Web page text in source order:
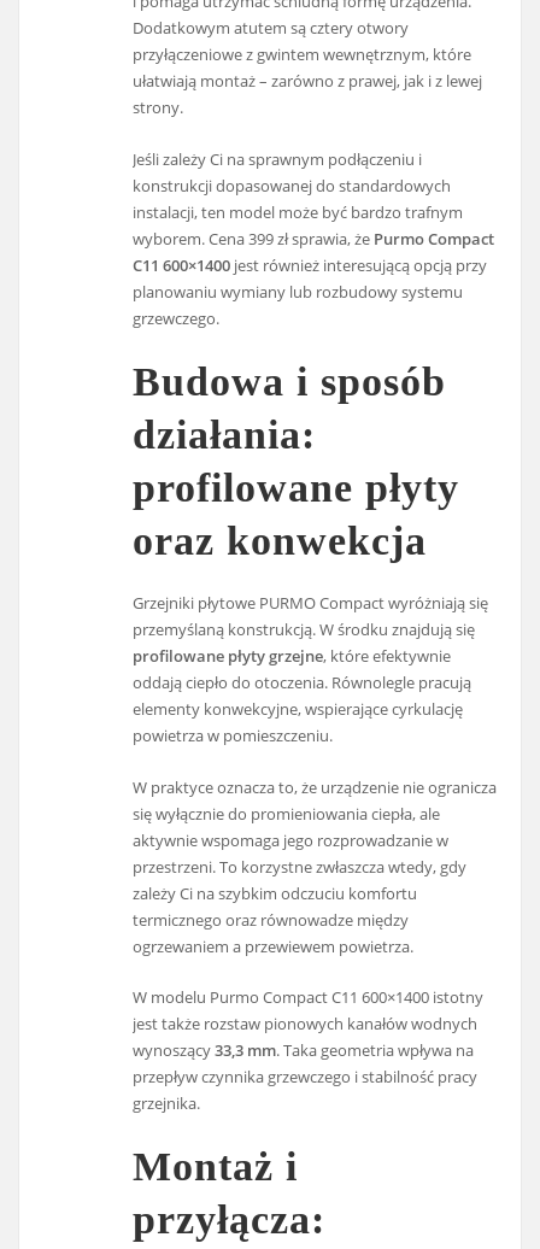
Dodatkowym atutem są cztery otwory
przyłączeniowe z gwintem wewnętrznym, które
ułatwiają montaż – zarówno z prawej, jak i z lewej
strony.
Jeśli zależy Ci na sprawnym podłączeniu i
konstrukcji dopasowanej do standardowych
instalacji, ten model może być bardzo trafnym
wyborem. Cena 399 zł sprawia, że Purmo Compact
C11 600×1400 jest również interesującą opcją przy
planowaniu wymiany lub rozbudowy systemu
grzewczego.
Budowa i sposób
działania:
profilowane płyty
oraz konwekcja
Grzejniki płytowe PURMO Compact wyróżniają się
przemyślaną konstrukcją. W środku znajdują się
profilowane płyty grzejne, które efektywnie
oddają ciepło do otoczenia. Równolegle pracują
elementy konwekcyjne, wspierające cyrkulację
powietrza w pomieszczeniu.
W praktyce oznacza to, że urządzenie nie ogranicza
się wyłącznie do promieniowania ciepła, ale
aktywnie wspomaga jego rozprowadzanie w
przestrzeni. To korzystne zwłaszcza wtedy, gdy
zależy Ci na szybkim odczuciu komfortu
termicznego oraz równowadze między
ogrzewaniem a przewiewem powietrza.
W modelu Purmo Compact C11 600×1400 istotny
jest także rozstaw pionowych kanałów wodnych
wynoszący33,3 mm. Taka geometria wpływa na
przepływ czynnika grzewczego i stabilność pracy
grzejnika.
Montaż i
przyłącza: